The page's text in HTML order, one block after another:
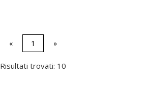
« 1 »
Risultati trovati: 10